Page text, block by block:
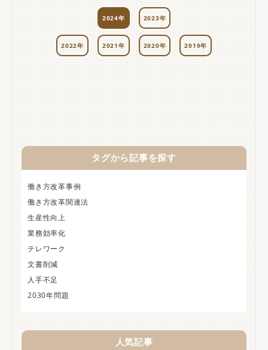
2024年 2023年
2022年 2021年 2020年 2019年
タグから記事を探す
働き方改革事例
働き方改革関連法
生産性向上
業務効率化
テレワーク
文書削減
人手不足
2030年問題
人気記事